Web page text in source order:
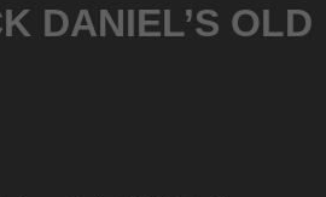
DANIEL’S OLD